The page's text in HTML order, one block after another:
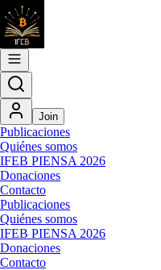
Join
Publicaciones
Quiénes somos
IFEB PIENSA 2026
Donaciones
Contacto
Publicaciones
Quiénes somos
IFEB PIENSA 2026
Donaciones
Contacto